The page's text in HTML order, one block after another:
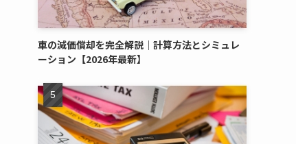
車の減価償却を完全解説｜計算方法とシミュレ
ーション【2026年最新】